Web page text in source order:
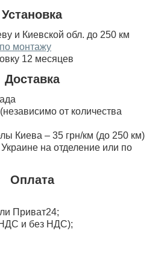
Установка
и Киевской обл. до 250 км
монтажу
12 месяцев
Доставка
от количества
Киева – 35 грн/км (до 250 км)
на отделение или по
Оплата
Приват24;
и без НДС);